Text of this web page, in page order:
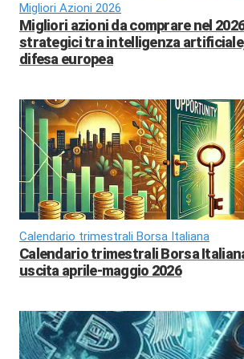
Migliori Azioni 2026
Migliori azioni da comprare nel
strategici tra intelligenza
difesa europea
Calendario trimestrali Borsa Italiana
Calendario trimestrali Borsa
uscita aprile-maggio 2026